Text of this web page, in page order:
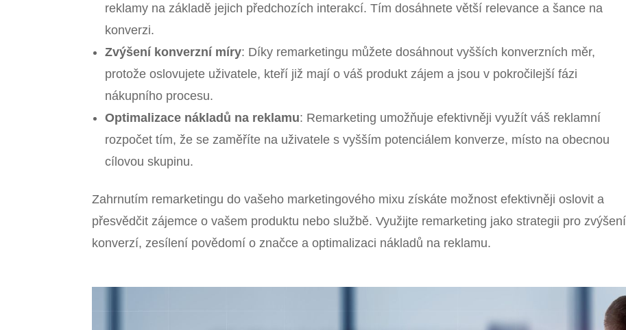
reklamy na základě jejich předchozích interakcí. Tím dosáhnete větší relevance a šance na
konverzi.
Zvýšení konverzní míry: Díky remarketingu můžete dosáhnout vyšších konverzních měr,
protože oslovujete uživatele, kteří již mají o váš produkt zájem a jsou v pokročilejší fázi
nákupního procesu.
Optimalizace nákladů na reklamu: Remarketing umožňuje efektivněji využít váš reklamní
rozpočet tím, že se zaměříte na uživatele s vyšším potenciálem konverze, místo na obecnou
cílovou skupinu.
Zahrnutím remarketingu do vašeho marketingového mixu získáte možnost efektivněji oslovit a
přesvědčit zájemce o vašem produktu nebo službě. Využijte remarketing jako strategii pro zvýšení
konverzí, zesílení povědomí o značce a optimalizaci nákladů na reklamu.